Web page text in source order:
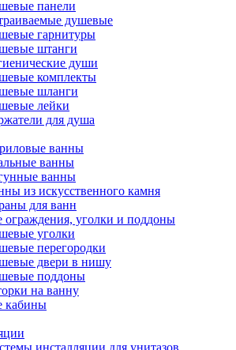
панели
душевые
гарнитуры
штанги
души
комплекты
шланги
лейки
для душа
ванны
ванны
ванны
из искусственного камня
для ванн
уголки и поддоны
уголки
перегородки
двери в нишу
поддоны
на ванну
кабины
инсталляции для унитазов